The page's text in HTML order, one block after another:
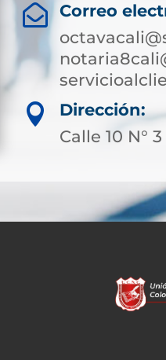

Correo

Dirección:
Calle 10 N°